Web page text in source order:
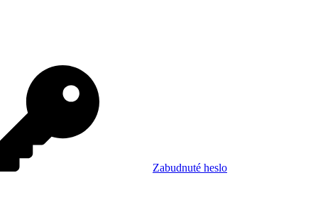
Zabudnuté heslo